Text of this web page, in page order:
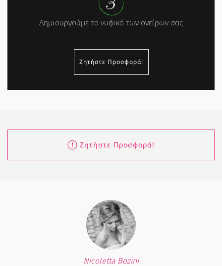
Δημιουργούμε το νυφικό των ονείρων σας
Ζητήστε Προσφορά!
Ζητήστε Προσφορά!
Nicoletta Bozini